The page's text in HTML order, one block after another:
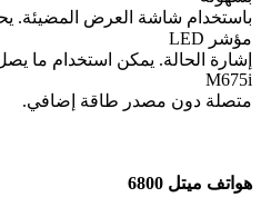
باستخدام شاشة العرض المضيئة.
مؤشر LED
M675i
متصلة دون مصدر طاقة إضافي.
هواتف ميتل 6800